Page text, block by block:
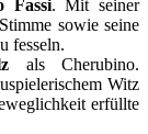
Fassi. Mit seiner
sowie seine
fesseln.
als Cherubino.
Witz
erfüllte